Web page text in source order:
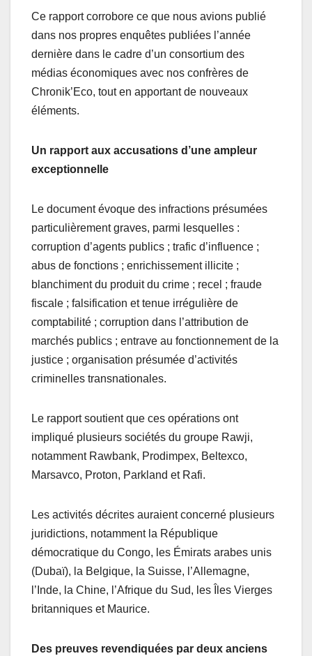
Ce rapport corrobore ce que nous avions publié
dans nos propres enquêtes publiées l’année
dernière dans le cadre d’un consortium des
médias économiques avec nos confrères de
Chronik’Eco, tout en apportant de nouveaux
éléments.
Un rapport aux accusations d’une ampleur
exceptionnelle
Le document évoque des infractions présumées
particulièrement graves, parmi lesquelles :
corruption d’agents publics ; trafic d’influence ;
abus de fonctions ; enrichissement illicite ;
blanchiment du produit du crime ; recel ; fraude
fiscale ; falsification et tenue irrégulière de
comptabilité ; corruption dans l’attribution de
marchés publics ; entrave au fonctionnement de la
justice ; organisation présumée d’activités
criminelles transnationales.
Le rapport soutient que ces opérations ont
impliqué plusieurs sociétés du groupe Rawji,
notamment Rawbank, Prodimpex, Beltexco,
Marsavco, Proton, Parkland et Rafi.
Les activités décrites auraient concerné plusieurs
juridictions, notamment la République
démocratique du Congo, les Émirats arabes unis
(Dubaï), la Belgique, la Suisse, l’Allemagne,
l’Inde, la Chine, l’Afrique du Sud, les Îles Vierges
britanniques et Maurice.
Des preuves revendiquées par deux anciens